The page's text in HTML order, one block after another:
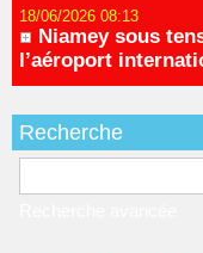
18/06/2026 08:13
Niamey sous
l’aéroport
Recherche